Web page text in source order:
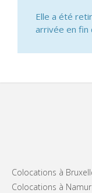
Elle a été
arrivée en fin
Colocations à
Colocations à Namur